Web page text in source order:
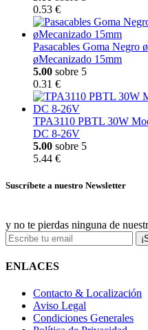
0.53 €
Pasacables Goma Negro
øMecanizado 15mm
5.00 sobre 5
0.31 €
TPA3110 PBTL 30W
DC 8-26V
5.00 sobre 5
5.44 €
Suscríbete a nuestro Newsletter
y no te pierdas ninguna de
ENLACES
Contacto & Localización
Aviso Legal
Condiciones Generales